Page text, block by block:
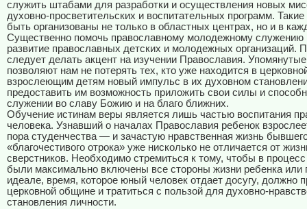
служить штабами для разработки и осуществления новых
духовно-просветительских и воспитательных программ.
быть организованы не только в областных центрах, но и в
Существенно помочь православному молодежному служению
развитие православных детских и молодежных организаций.
следует делать акцент на изучении Православия. Упомянутые
позволяют нам не потерять тех, кто уже находится в
взрослеющим детям новый импульс в их духовном
предоставить им возможность приложить свои силы и
служении во славу Божию и на благо ближних.
Обучение истинам веры является лишь частью воспитания
человека. Узнавший о началах Православия ребенок
пора студенчества — и зачастую нравственная жизнь
«благочестивого отрока» уже нисколько не отличается от
сверстников. Необходимо стремиться к тому, чтобы в
были максимально включены все стороны жизни ребенка или
идеале, время, которое юный человек отдает досугу, должно
церковной общине и тратиться с пользой для духовно-
становления личности.